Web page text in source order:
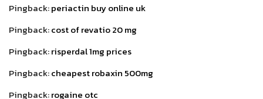
Pingback:periactin buy online uk
Pingback:cost of revatio 20 mg
Pingback:risperdal 1mg prices
Pingback:cheapest robaxin 500mg
Pingback:rogaine otc